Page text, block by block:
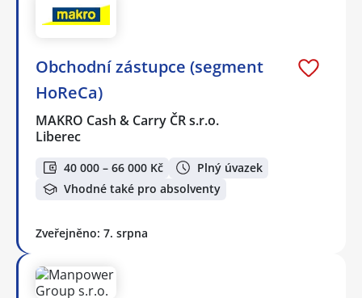
Obchodní zástupce (segment
HoReCa)
MAKRO Cash & Carry ČR s.r.o.
Liberec
40 000 – 66 000 Kč
Plný úvazek
Vhodné také pro absolventy
Zveřejněno: 7. srpna